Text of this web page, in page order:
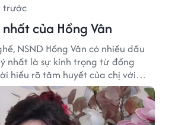
trước
của Hồng Vân
NSND Hồng Vân có nhiều dấu
nhất là sự kính trọng từ đồng
hiểu rõ tâm huyết của chị với